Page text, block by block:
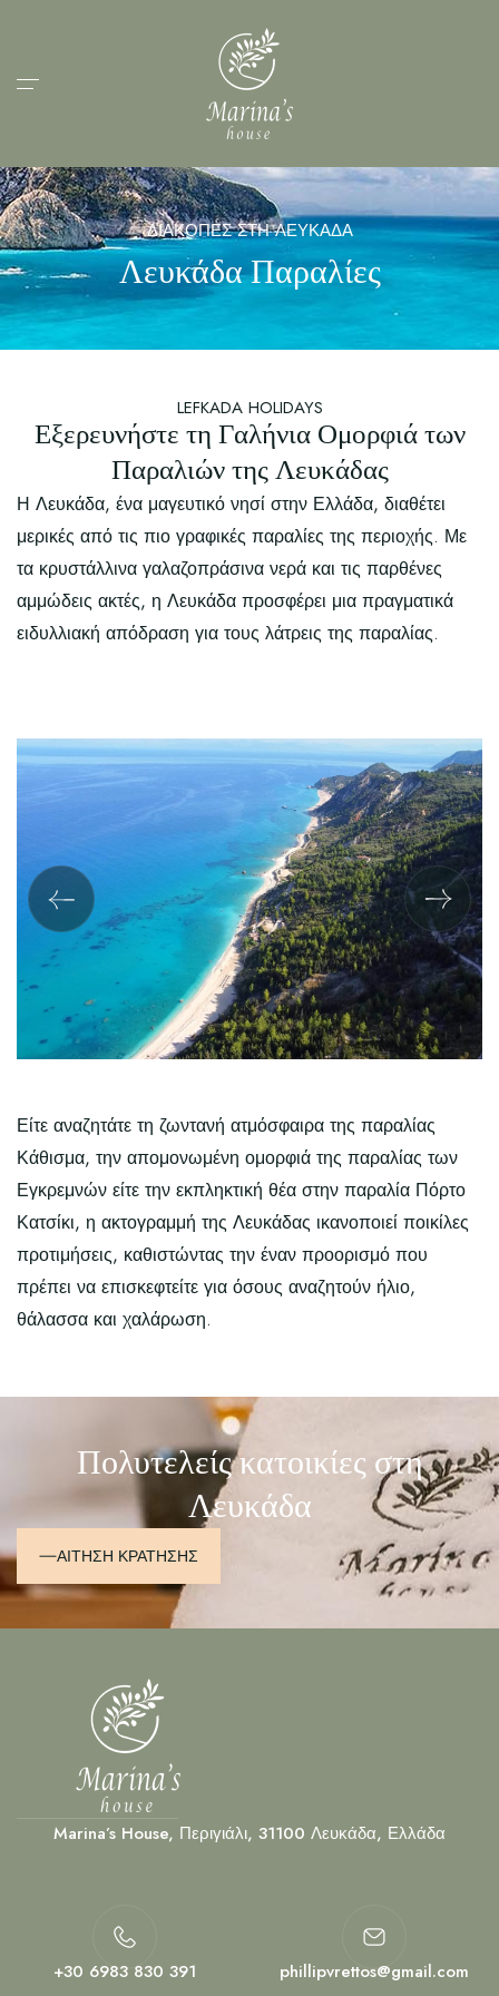
ΔΙΑΚΟΠΕΣ ΣΤΗ ΛΕΥΚΑΔΑ
Λευκάδα Παραλίες
LEFKADA HOLIDAYS
Εξερευνήστε τη Γαλήνια Ομορφιά των
Παραλιών της Λευκάδας
Η Λευκάδα, ένα μαγευτικό νησί στην Ελλάδα, διαθέτει
μερικές από τις πιο γραφικές παραλίες της περιοχής. Με
τα κρυστάλλινα γαλαζοπράσινα νερά και τις παρθένες
αμμώδεις ακτές, η Λευκάδα προσφέρει μια πραγματικά
ειδυλλιακή απόδραση για τους λάτρεις της παραλίας.
Είτε αναζητάτε τη ζωντανή ατμόσφαιρα της παραλίας
Κάθισμα, την απομονωμένη ομορφιά της παραλίας των
Εγκρεμνών είτε την εκπληκτική θέα στην παραλία Πόρτο
Κατσίκι, η ακτογραμμή της Λευκάδας ικανοποιεί ποικίλες
προτιμήσεις, καθιστώντας την έναν προορισμό που
πρέπει να επισκεφτείτε για όσους αναζητούν ήλιο,
θάλασσα και χαλάρωση.
Πολυτελείς κατοικίες στη
Λευκάδα
ΑΙΤΗΣΗ ΚΡΑΤΗΣΗΣ
phillipvrettos@gmail.com
Marina’s House, Περιγιάλι, 31100 Λευκάδα, Ελλάδα
+30 6983 830 391